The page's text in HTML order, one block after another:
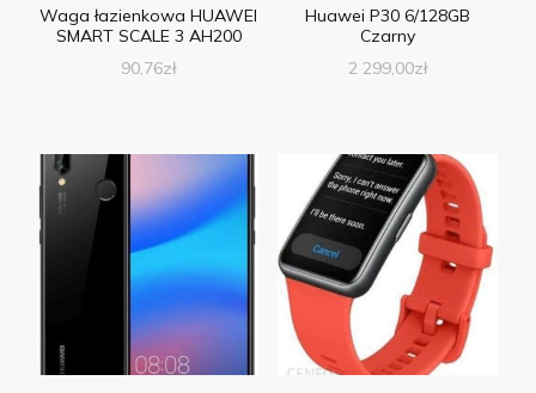
Waga łazienkowa HUAWEI
SMART SCALE 3 AH200
90,76zł
Huawei P30 6/128GB
Czarny
2 299,00zł